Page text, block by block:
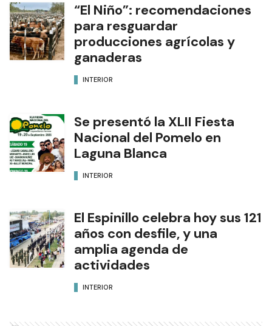
“El Niño”: recomendaciones
para resguardar
producciones agrícolas y
ganaderas
INTERIOR
Se presentó la XLII Fiesta
Nacional del Pomelo en
Laguna Blanca
INTERIOR
El Espinillo celebra hoy sus 121
años con desfile, y una
amplia agenda de
actividades
INTERIOR